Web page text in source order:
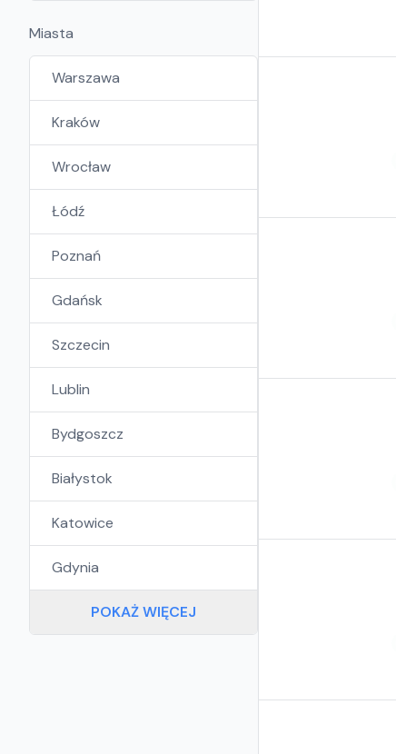
Miasta
Warszawa
Kraków
Wrocław
Łódź
Poznań
Gdańsk
Szczecin
Lublin
Bydgoszcz
Białystok
Katowice
Gdynia
POKAŻ WIĘCEJ